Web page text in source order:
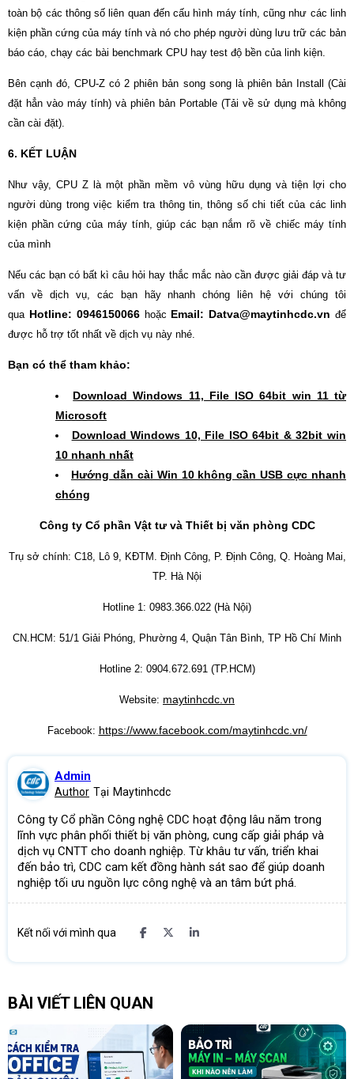
toàn bộ các thông số liên quan đến cấu hình máy tính, cũng như các linh
kiện phần cứng của máy tính và nó cho phép người dùng lưu trữ các bản
báo cáo, chạy các bài benchmark CPU hay test độ bền của linh kiện.
Bên cạnh đó, CPU-Z có 2 phiên bản song song là phiên bản Install (Cài
đặt hẳn vào máy tính) và phiên bản Portable (Tải về sử dụng mà không
cần cài đặt).
6. KẾT LUẬN
Như vậy, CPU Z là một phần mềm vô vùng hữu dụng và tiện lợi cho
người dùng trong việc kiểm tra thông tin, thông số chi tiết của các linh
kiện phần cứng của máy tính, giúp các bạn nắm rõ về chiếc máy tính
của mình
Nếu các bạn có bất kì câu hỏi hay thắc mắc nào cần được giải đáp và tư
vấn về dịch vụ, các bạn hãy nhanh chóng liên hệ với chúng tôi
qua Hotline: 0946150066hoặc Email: Datva@maytinhcdc.vn để
được hỗ trợ tốt nhất về dịch vụ này nhé.
Bạn có thể tham khảo:
Download Windows 11, File ISO 64bit win 11 từ
Microsoft
Download Windows 10, File ISO 64bit & 32bit win
10 nhanh nhất
Hướng dẫn cài Win 10 không cần USB cực nhanh
chóng
Công ty Cổ phần Vật tư và Thiết bị văn phòng CDC
Trụ sở chính: C18, Lô 9, KĐTM. Định Công, P. Định Công, Q. Hoàng Mai,
TP. Hà Nội
Hotline 1: 0983.366.022 (Hà Nội)
CN.HCM: 51/1 Giải Phóng, Phường 4, Quận Tân Bình, TP Hồ Chí Minh
Hotline 2: 0904.672.691 (TP.HCM)
Website: maytinhcdc.vn
Facebook: https://www.facebook.com/maytinhcdc.vn/
Admin
Author Tại Maytinhcdc
Công ty Cổ phần Công nghệ CDC hoạt động lâu năm trong
lĩnh vực phân phối thiết bị văn phòng, cung cấp giải pháp và
dịch vụ CNTT cho doanh nghiệp. Từ khâu tư vấn, triển khai
đến bảo trì, CDC cam kết đồng hành sát sao để giúp doanh
nghiệp tối ưu nguồn lực công nghệ và an tâm bứt phá.
Kết nối với mình qua
BÀI VIẾT LIÊN QUAN